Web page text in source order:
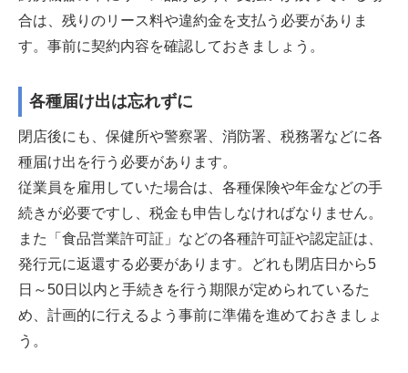
合は、残りのリース料や違約金を支払う必要がありま
す。事前に契約内容を確認しておきましょう。
各種届け出は忘れずに
閉店後にも、保健所や警察署、消防署、税務署などに各
種届け出を行う必要があります。
従業員を雇用していた場合は、各種保険や年金などの手
続きが必要ですし、税金も申告しなければなりません。
また「食品営業許可証」などの各種許可証や認定証は、
発行元に返還する必要があります。どれも閉店日から5
日～50日以内と手続きを行う期限が定められているた
め、計画的に行えるよう事前に準備を進めておきましょ
う。